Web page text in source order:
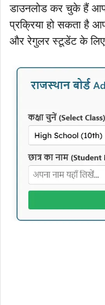
डाउनलोड कर चुके हैं आप
प्रक्रिया हो सकता है
और रेगुलर स्टूडेंट के